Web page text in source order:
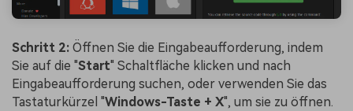
Schritt 2: Öffnen Sie die Eingabeaufforderung, indem
Sie auf die "Start" Schaltfläche klicken und nach
Eingabeaufforderung suchen, oder verwenden Sie das
Tastaturkürzel "Windows-Taste + X", um sie zu öffnen.